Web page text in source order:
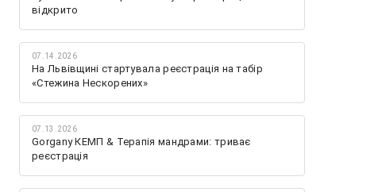
відкрито
07.14.2026
На Львівщині стартувала реєстрація на табір
«Стежина Нескорених»
07.13.2026
Gorgany КЕМП & Терапія мандрами: триває
реєстрація